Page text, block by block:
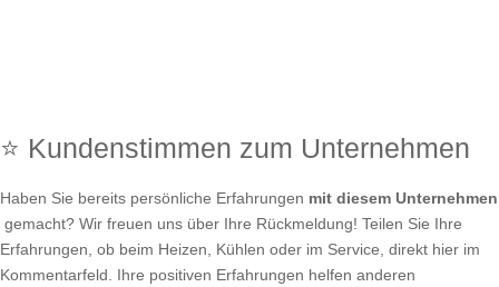
⭐ Kundenstimmen zum Unternehmen
Haben Sie bereits persönliche Erfahrungen mit diesem Unternehmen
gemacht? Wir freuen uns über Ihre Rückmeldung! Teilen Sie Ihre
Erfahrungen, ob beim Heizen, Kühlen oder im Service, direkt hier im
Kommentarfeld. Ihre positiven Erfahrungen helfen anderen